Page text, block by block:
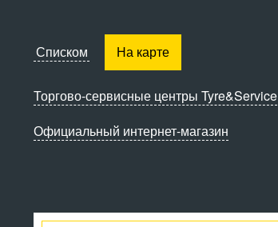
Списком На карте
Торгово-сервисные центры Tyre&Service
Официальный интернет-магазин